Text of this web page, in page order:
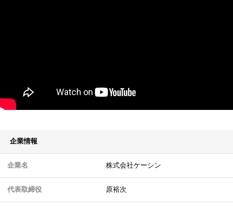
企業情報
企業名 株式会社ケーシン
代表取締役 原裕次